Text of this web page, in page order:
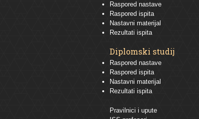
Raspored nastave
Raspored ispita
Nastavni materijal
Rezultati ispita
Diplomski studij
Raspored nastave
Raspored ispita
Nastavni materijal
Rezultati ispita
Pravilnici i upute